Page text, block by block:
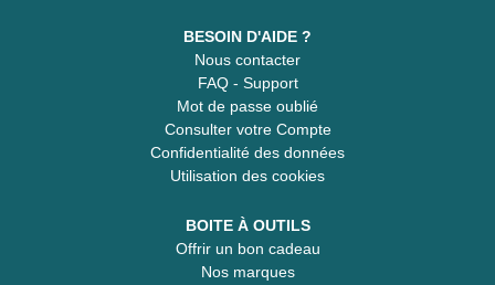
BESOIN D'AIDE ?
Nous contacter
FAQ - Support
Mot de passe oublié
Consulter votre Compte
Confidentialité des données
Utilisation des cookies
BOITE À OUTILS
Offrir un bon cadeau
Nos marques